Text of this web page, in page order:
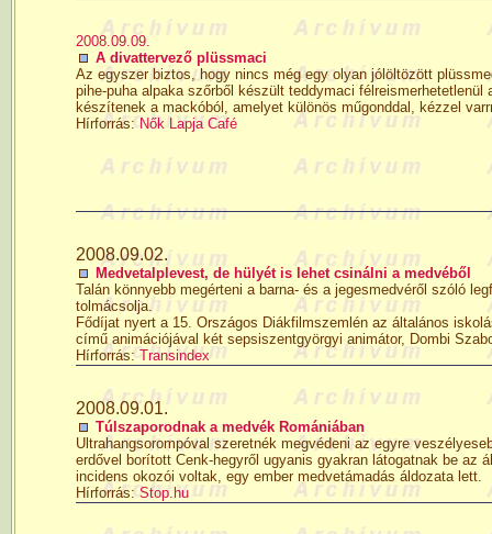
2008.09.09.
A divattervező plüssmaci
Az egyszer biztos, hogy nincs még egy olyan jólöltözött
pihe-puha alpaka szőrből készült teddymaci
készítenek a mackóból, amelyet különös műgonddal, kézzel
Hírforrás: Nők Lapja Café
2008.09.02.
Medvetalplevest, de hülyét is lehet csinálni a medvéből
Talán könnyebb megérteni a barna- és a jegesmedvéről szóló
tolmácsolja.
Fődíjat nyert a 15. Országos Diákfilmszemlén az általános
című animációjával két sepsiszentgyörgyi animátor, Dombi
Hírforrás: Transindex
2008.09.01.
Túlszaporodnak a medvék Romániában
Ultrahangsorompóval szeretnék megvédeni az egyre
erdővel borított Cenk-hegyről ugyanis gyakran látogatnak be az
incidens okozói voltak, egy ember medvetámadás áldozata lett.
Hírforrás: Stop.hu